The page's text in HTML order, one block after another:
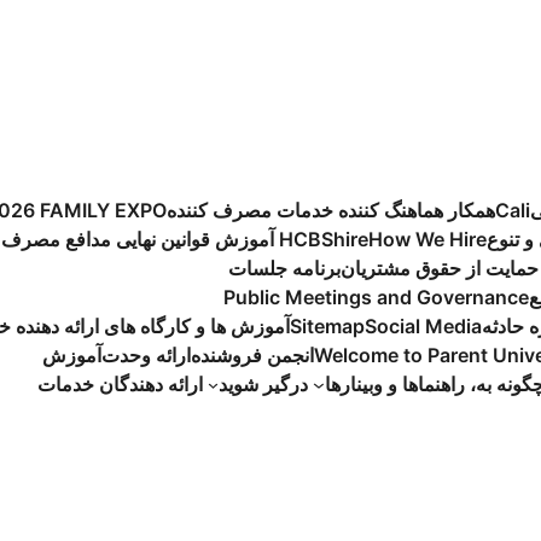
FAMILY EXPOهمکار هماهنگ کننده خدمات مصرف کنندهCali
آموزش قوانین نهایی HCBShireHow We Hireتنوع
برنامه جلساتحمایت از حقوق مشتریان
Public Meetings and Governance
آموزش ها و کارگاه های ارائه دهندهSitemapSocial Media
آموزشارائه وحدتانجمن فروشندهWelcome to Parent
ارائه دهندگان خدمات
درگیر شوید به، راهنماها و وبینارها